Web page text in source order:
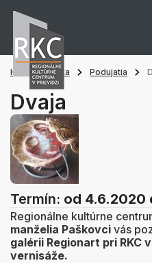
Hlavná stránka Podujatia
Dvaja
Termín: od 4.6.2020
Regionálne kultúrne
manželia Paškovci vás
galérii Regionart pri RKC
vernisáže.